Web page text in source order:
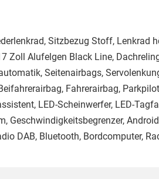
Sitzbezug Stoff, Lenkrad
Zoll Alufelgen Black Line,
Seitenairbags,
Fahrerairbag,
LED-Scheinwerfer, LED-
Geschwindigkeitsbegrenzer,
DAB, Bluetooth, Bordcomputer,